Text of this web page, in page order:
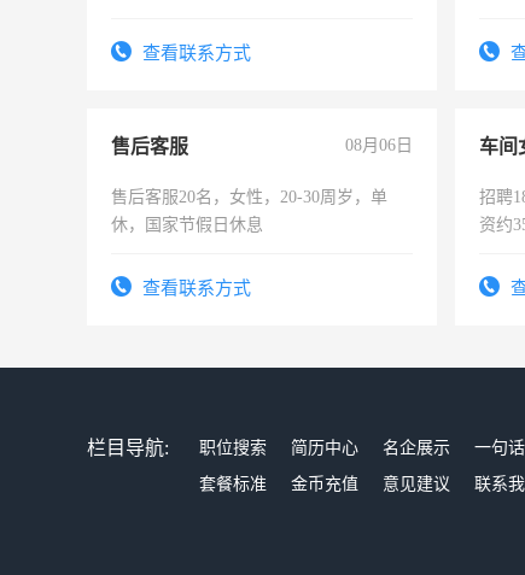
录，客服要求45岁以下高中以上文化，
查看联系方式
售后客服 08月06日
售后客服20名，女性，20-30周岁，单
休，国家节假日休息
查看联系方式
车间
招聘
资约
栏目导航: 职位搜索 简历中心 名企展示 一句
套餐标准
金币充值 意见建议 联系我